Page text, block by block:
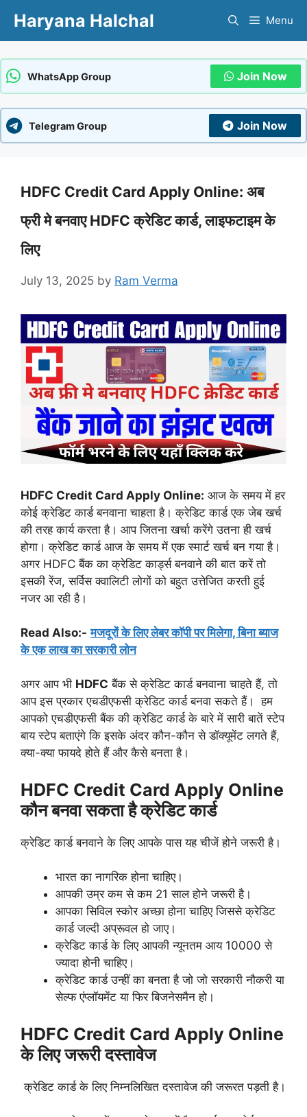
content
Haryana Halchal Menu
WhatsApp Group Join Now
Telegram Group Join Now
HDFC Credit Card Apply Online: अब
फ्री मे बनवाए HDFC क्रेडिट कार्ड, लाइफटाइम के
लिए
July 13, 2025 by Ram Verma
HDFC Credit Card Apply Online: आज के समय में हर
कोई क्रेडिट कार्ड बनवाना चाहता है। क्रेडिट कार्ड एक जेब खर्च
की तरह कार्य करता है। आप जितना खर्चा करेंगे उतना ही खर्च
होगा। क्रेडिट कार्ड आज के समय में एक स्मार्ट खर्च बन गया है।
अगर HDFC बैंक का क्रेडिट कार्ड्स बनवाने की बात करें तो
इसकी रेंज, सर्विस क्वालिटी लोगों को बहुत उत्तेजित करती हुई
नजर आ रही है।
Read Also:- मजदूरों के लिए लेबर कॉपी पर मिलेगा, बिना ब्याज
के एक लाख का सरकारी लोन
अगर आप भी HDFC बैंक से क्रेडिट कार्ड बनवाना चाहते हैं, तो
आप इस प्रकार एचडीएफसी क्रेडिट कार्ड बनवा सकते हैं। हम
आपको एचडीएफसी बैंक की क्रेडिट कार्ड के बारे में सारी बातें स्टेप
बाय स्टेप बताएंगे कि इसके अंदर कौन-कौन से डॉक्यूमेंट लगते हैं,
क्या-क्या फायदे होते हैं और कैसे बनता है।
HDFC Credit Card Apply Online
कौन बनवा सकता है क्रेडिट कार्ड
क्रेडिट कार्ड बनवाने के लिए आपके पास यह चीजें होने जरूरी है।
भारत का नागरिक होना चाहिए।
आपकी उम्र कम से कम 21 साल होने जरूरी है।
आपका सिविल स्कोर अच्छा होना चाहिए जिससे क्रेडिट
कार्ड जल्दी अप्रूवल हो जाए।
क्रेडिट कार्ड के लिए आपकी न्यूनतम आय 10000 से
ज्यादा होनी चाहिए।
क्रेडिट कार्ड उन्हीं का बनता है जो जो सरकारी नौकरी या
सेल्फ एंप्लॉयमेंट या फिर बिजनेसमैन हो।
HDFC Credit Card Apply Online
के लिएजरूरी दस्तावेज
क्रेडिट कार्ड के लिए निम्नलिखित दस्तावेज की जरूरत पड़ती है।